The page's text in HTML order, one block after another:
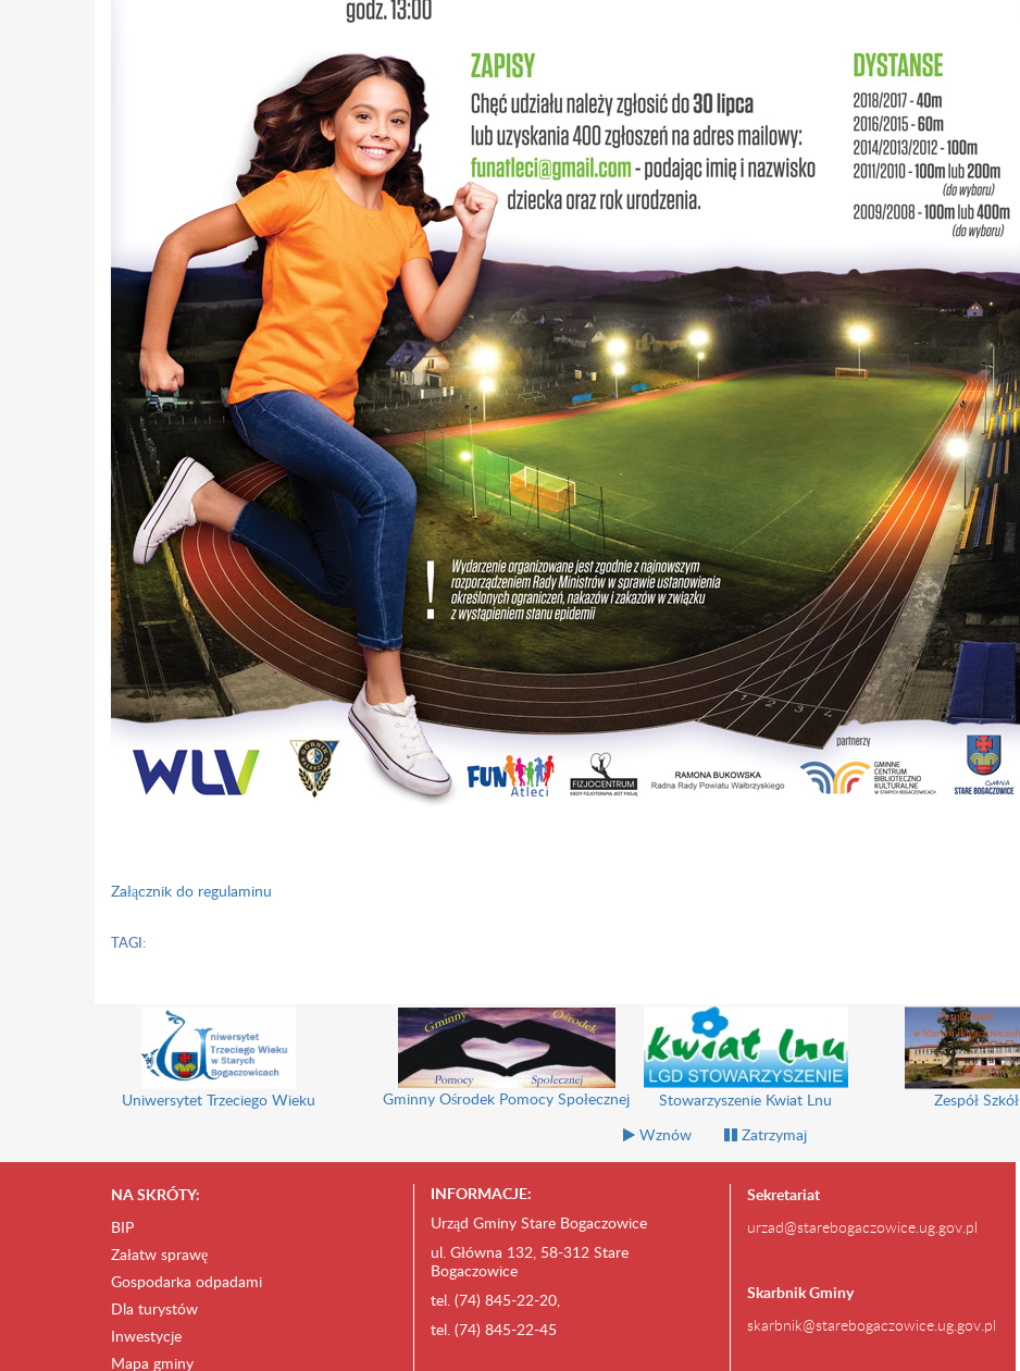
Załącznik do regulaminu
TAGI:
Uniwersytet Trzeciego Wieku Gminny Ośrodek Pomocy Społecznej Stowarzyszenie Kwiat Lnu Zespół Szkół
Wznów Zatrzymaj
NA SKRÓTY:
BIP
Załatw sprawę
Gospodarka odpadami
Dla turystów
Inwestycje
Mapa gminy
INFORMACJE:
Urząd Gminy Stare Bogaczowice
ul. Główna 132, 58-312 Stare
Bogaczowice
tel. (74) 845-22-20,
tel. (74) 845-22-45
Sekretariat
urzad@starebogaczowice.ug.gov.pl
Skarbnik Gminy
skarbnik@starebogaczowice.ug.gov.pl